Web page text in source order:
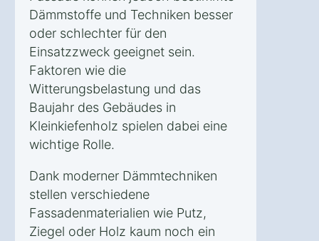
Dämmstoffe und Techniken besser
oder schlechter für den
Einsatzzweck geeignet sein.
Faktoren wie die
Witterungsbelastung und das
Baujahr des Gebäudes in
Kleinkiefenholz spielen dabei eine
wichtige Rolle.
Dank moderner Dämmtechniken
stellen verschiedene
Fassadenmaterialien wie Putz,
Ziegel oder Holz kaum noch ein